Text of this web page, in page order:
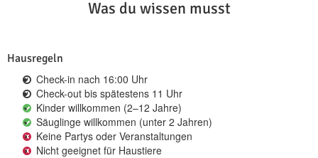
Was du wissen musst
Hausregeln
Check-in nach 16:00 Uhr
Check-out bis spätestens 11 Uhr
Kinder willkommen (2–12 Jahre)
Säuglinge willkommen (unter 2 Jahren)
Keine Partys oder Veranstaltungen
Nicht geeignet für Haustiere